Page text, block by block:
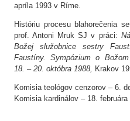
apríla 1993 v Ríme.
Históriu procesu blahorečenia
prof. Antoni Mruk SJ v práci:
Božej služobnice sestry
Faustíny. Sympózium o
18. – 20. októbra 1988, Krakov
Komisia teológov cenzorov – 6.
Komisia kardinálov – 18. februára